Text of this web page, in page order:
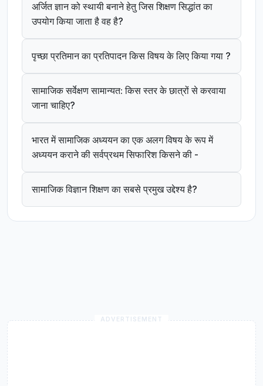
अर्जित ज्ञान को स्थायी बनाने हेतु जिस शिक्षण सिद्धांत का
उपयोग किया जाता है वह है?
पृच्छा प्रतिमान का प्रतिपादन किस विषय के लिए किया गया ?
सामाजिक सर्वेक्षण सामान्यत: किस स्तर के छात्रों से करवाया
जाना चाहिए?
भारत में सामाजिक अध्ययन का एक अलग विषय के रूप में
अध्ययन कराने की सर्वप्रथम सिफारिश किसने की -
सामाजिक विज्ञान शिक्षण का सबसे प्रमुख उद्देश्य है?